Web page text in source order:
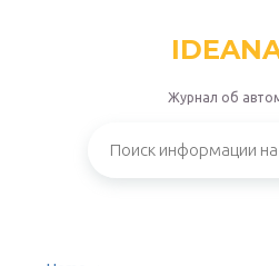
Журнал об